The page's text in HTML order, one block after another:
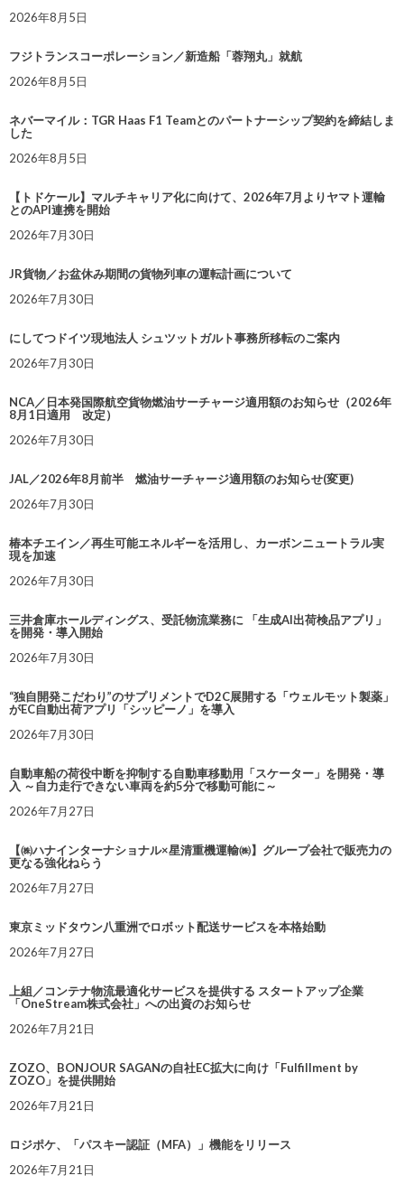
2026年8月5日
フジトランスコーポレーション／新造船「蓉翔丸」就航
2026年8月5日
ネバーマイル：TGR Haas F1 Teamとのパートナーシップ契約を締結しま
した
2026年8月5日
【トドケール】マルチキャリア化に向けて、2026年7月よりヤマト運輸
とのAPI連携を開始
2026年7月30日
JR貨物／お盆休み期間の貨物列車の運転計画について
2026年7月30日
にしてつドイツ現地法人 シュツットガルト事務所移転のご案内
2026年7月30日
NCA／日本発国際航空貨物燃油サーチャージ適用額のお知らせ（2026年
8月1日適用 改定）
2026年7月30日
JAL／2026年8月前半 燃油サーチャージ適用額のお知らせ(変更)
2026年7月30日
椿本チエイン／再生可能エネルギーを活用し、カーボンニュートラル実
現を加速
2026年7月30日
三井倉庫ホールディングス、受託物流業務に 「生成AI出荷検品アプリ」
を開発・導入開始
2026年7月30日
“独自開発こだわり”のサプリメントでD2C展開する「ウェルモット製薬」
がEC自動出荷アプリ「シッピーノ」を導入
2026年7月30日
自動車船の荷役中断を抑制する自動車移動用「スケーター」を開発・導
入 ～自力走行できない車両を約5分で移動可能に～
2026年7月27日
【㈱ハナインターナショナル×星清重機運輸㈱】グループ会社で販売力の
更なる強化ねらう
2026年7月27日
東京ミッドタウン八重洲でロボット配送サービスを本格始動
2026年7月27日
上組／コンテナ物流最適化サービスを提供する スタートアップ企業
「OneStream株式会社」への出資のお知らせ
2026年7月21日
ZOZO、BONJOUR SAGANの自社EC拡大に向け「Fulfillment by
ZOZO」を提供開始
2026年7月21日
ロジポケ、「パスキー認証（MFA）」機能をリリース
2026年7月21日